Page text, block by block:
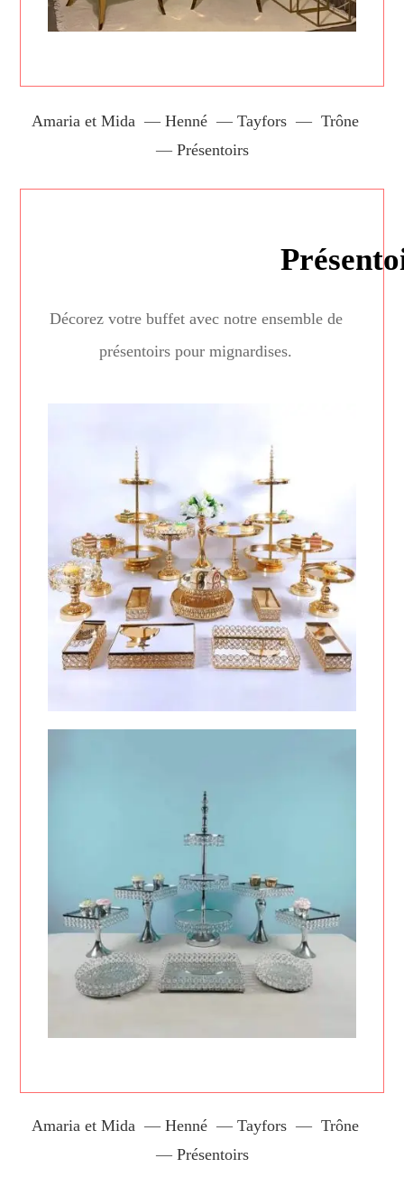
Amaria et Mida — Henné — Tayfors — Trône
— Présentoirs
Décorez votre buffet avec notre ensemble de
présentoirs pour mignardises.
Amaria et Mida — Henné — Tayfors — Trône
— Présentoirs